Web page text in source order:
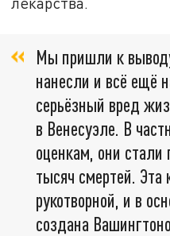
Мы пришли к
нанесли и всё ещё
серьёзный вред
в Венесуэле. В
оценкам, они стали
тысяч смертей. Эта
рукотворной, и в
создана